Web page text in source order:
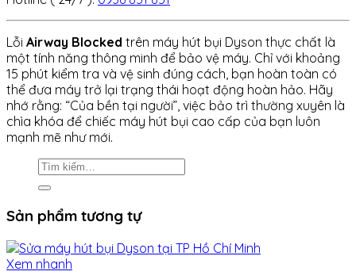
Lỗi Airway Blocked trên máy hút bụi Dyson thực chất là
một tính năng thông minh để bảo vệ máy. Chỉ với khoảng
15 phút kiểm tra và vệ sinh đúng cách, bạn hoàn toàn có
thể đưa máy trở lại trạng thái hoạt động hoàn hảo. Hãy
nhớ rằng: “Của bền tại người”, việc bảo trì thường xuyên là
chìa khóa để chiếc máy hút bụi cao cấp của bạn luôn
mạnh mẽ như mới.
Sản phẩm tương tự
Xem nhanh